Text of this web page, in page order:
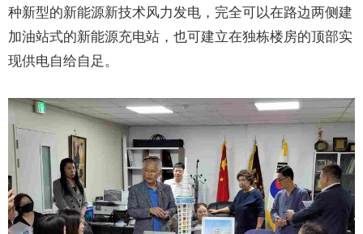
种新型的新能源新技术风力发电，完全可以在路边两侧建
加油站式的新能源充电站，也可建立在独栋楼房的顶部实
现供电自给自足。